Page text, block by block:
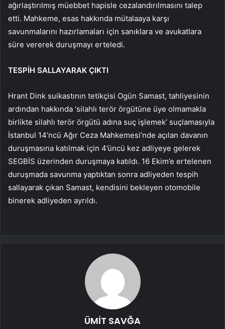
ağırlaştırılmış müebbet hapisle cezalandırılmasını talep
etti. Mahkeme, esas hakkında mütalaaya karşı
savunmalarını hazırlamaları için sanıklara ve avukatlara
süre vererek duruşmayı erteledi.
TESPİH SALLAYARAK ÇIKTI
Hrant Dink suikastının tetikçisi Ogün Samast, tahliyesinin
ardından hakkında ‘silahlı terör örgütüne üye olmamakla
birlikte silahlı terör örgütü adına suç işlemek’ suçlamasıyla
İstanbul 14’ncü Ağır Ceza Mahkemesi’nde açılan davanın
duruşmasına katılmak için 4’üncü kez adliyeye gelerek
SEGBİS üzerinden duruşmaya katıldı. 16 Ekim’e ertelenen
duruşmada savunma yaptıktan sonra adliyeden tespih
sallayarak çıkan Samast, kendisini bekleyen otomobile
binerek adliyeden ayrıldı.
ÜMİT SAVĞA